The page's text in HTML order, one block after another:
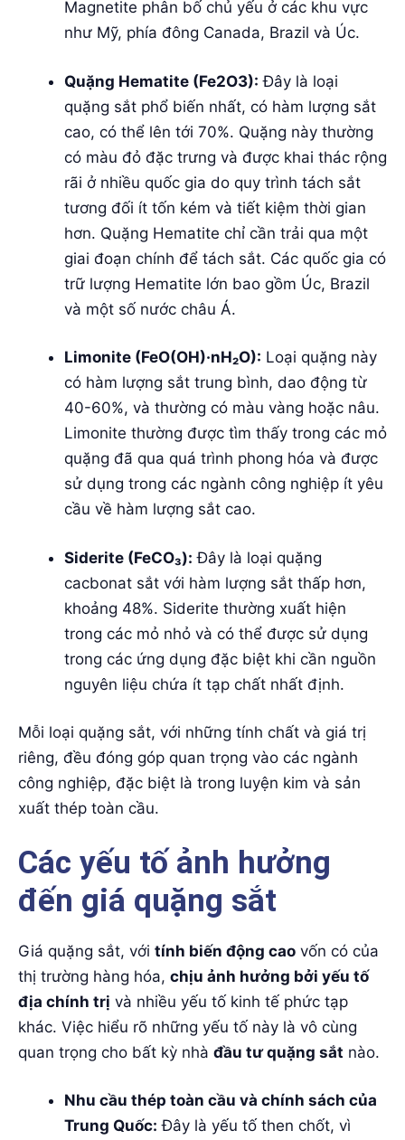
Magnetite phân bố chủ yếu ở các khu vực
như Mỹ, phía đông Canada, Brazil và Úc.
Quặng Hematite (Fe2O3): Đây là loại
quặng sắt phổ biến nhất, có hàm lượng sắt
cao, có thể lên tới 70%. Quặng này thường
có màu đỏ đặc trưng và được khai thác rộng
rãi ở nhiều quốc gia do quy trình tách sắt
tương đối ít tốn kém và tiết kiệm thời gian
hơn. Quặng Hematite chỉ cần trải qua một
giai đoạn chính để tách sắt. Các quốc gia có
trữ lượng Hematite lớn bao gồm Úc, Brazil
và một số nước châu Á.
Limonite (FeO(OH)·nH₂O): Loại quặng này
có hàm lượng sắt trung bình, dao động từ
40-60%, và thường có màu vàng hoặc nâu.
Limonite thường được tìm thấy trong các mỏ
quặng đã qua quá trình phong hóa và được
sử dụng trong các ngành công nghiệp ít yêu
cầu về hàm lượng sắt cao.
Siderite (FeCO₃): Đây là loại quặng
cacbonat sắt với hàm lượng sắt thấp hơn,
khoảng 48%. Siderite thường xuất hiện
trong các mỏ nhỏ và có thể được sử dụng
trong các ứng dụng đặc biệt khi cần nguồn
nguyên liệu chứa ít tạp chất nhất định.
Mỗi loại quặng sắt, với những tính chất và giá trị
riêng, đều đóng góp quan trọng vào các ngành
công nghiệp, đặc biệt là trong luyện kim và sản
xuất thép toàn cầu.
Các yếu tố ảnh hưởng
đến giá quặng sắt
Giá quặng sắt, với tính biến động cao vốn có của
thị trường hàng hóa, chịu ảnh hưởng bởi yếu tố
địa chính trị và nhiều yếu tố kinh tế phức tạp
khác. Việc hiểu rõ những yếu tố này là vô cùng
quan trọng cho bất kỳ nhà đầu tư quặng sắt nào.
Nhu cầu thép toàn cầu và chính sách của
Trung Quốc: Đây là yếu tố then chốt, vì